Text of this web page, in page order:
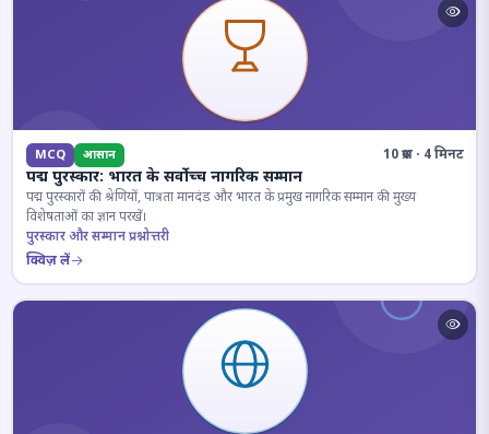
MCQ आसान 10 प्रश्न · 4 मिनट
पद्म पुरस्कार: भारत के सर्वोच्च नागरिक सम्मान
पद्म पुरस्कारों की श्रेणियों, पात्रता मानदंड और भारत के प्रमुख नागरिक सम्मान की मुख्य
विशेषताओं का ज्ञान परखें।
पुरस्कार और सम्मान प्रश्नोत्तरी
क्विज़ लें